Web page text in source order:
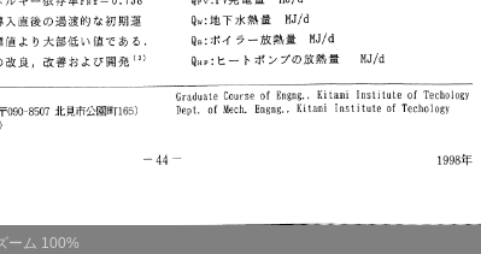
ーム 100%